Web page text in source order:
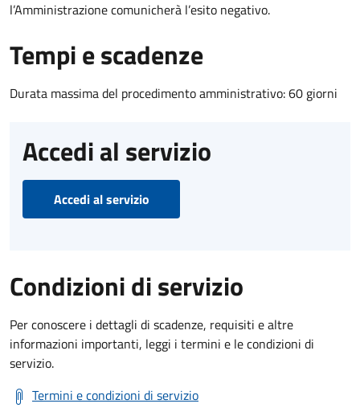
l’Amministrazione comunicherà l’esito negativo.
Tempi e scadenze
Durata massima del procedimento amministrativo: 60 giorni
Accedi al servizio
Accedi al servizio
Condizioni di servizio
Per conoscere i dettagli di scadenze, requisiti e altre
informazioni importanti, leggi i termini e le condizioni di
servizio.
Termini e condizioni di servizio